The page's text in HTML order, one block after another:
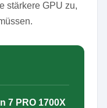
stärkere GPU zu,
7 PRO 1700X